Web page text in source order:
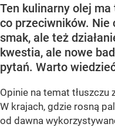
Ten kulinarny olej
co przeciwników. Nie
smak, ale też
kwestia, ale nowe
pytań. Warto
Opinie na temat tłuszczu
W krajach, gdzie rosną
od dawna